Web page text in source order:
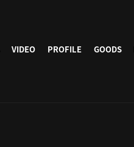
VIDEO PROFILE GOODS